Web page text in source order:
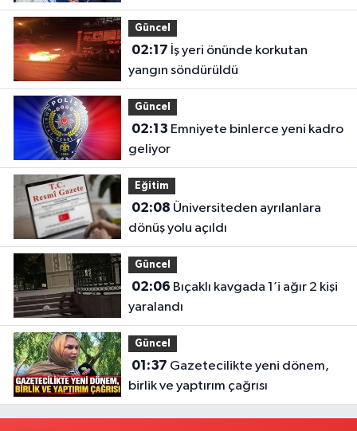
Güncel
02:17
yangın söndürüldü
Güncel
02:13
geliyor
Eğitim
02:08
dönüş yolu açıldı
Güncel
02:06
yaralandı
Güncel
01:37
birlik ve yaptırım çağrısı